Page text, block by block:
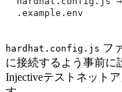
  .example.env
hardhat.config.js フ
に接続するよう事前に
Injectiveテストネット